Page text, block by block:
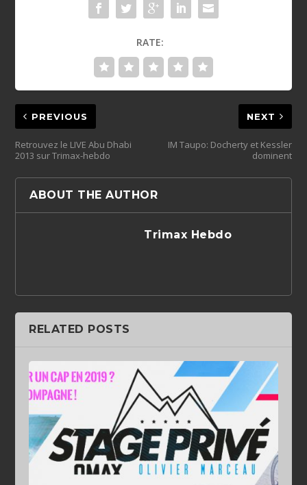
RATE:
PREVIOUS
Retrouvez le LIVE Abu Dhabi
2013 sur Trimax-hebdo
NEXT
IM Taupo: Docherty et Kessler
dominent
ABOUT THE AUTHOR
Trimax Hebdo
RELATED POSTS